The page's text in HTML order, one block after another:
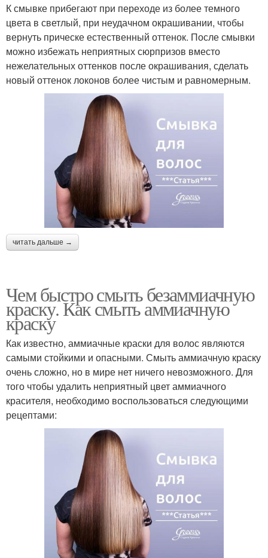
К смывке прибегают при переходе из более темного
цвета в светлый, при неудачном окрашивании, чтобы
вернуть прическе естественный оттенок. После смывки
можно избежать неприятных сюрпризов вместо
нежелательных оттенков после окрашивания, сделать
новый оттенок локонов более чистым и равномерным.
читать дальше →
Чем быстро смыть безаммиачную
краску. Как смыть аммиачную
краску
Как известно, аммиачные краски для волос являются
самыми стойкими и опасными. Смыть аммиачную краску
очень сложно, но в мире нет ничего невозможного. Для
того чтобы удалить неприятный цвет аммиачного
красителя, необходимо воспользоваться следующими
рецептами: